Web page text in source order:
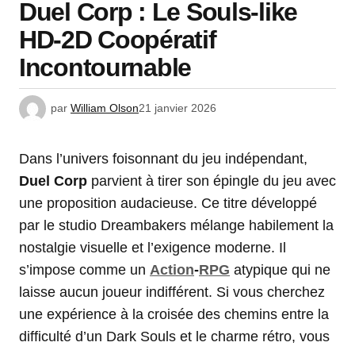
Duel Corp : Le Souls-like
HD-2D Coopératif
Incontournable
par William Olson21 janvier 2026
Dans l’univers foisonnant du jeu indépendant,
Duel Corp parvient à tirer son épingle du jeu avec
une proposition audacieuse. Ce titre développé
par le studio Dreambakers mélange habilement la
nostalgie visuelle et l’exigence moderne. Il
s’impose comme un Action-RPG atypique qui ne
laisse aucun joueur indifférent. Si vous cherchez
une expérience à la croisée des chemins entre la
difficulté d’un Dark Souls et le charme rétro, vous